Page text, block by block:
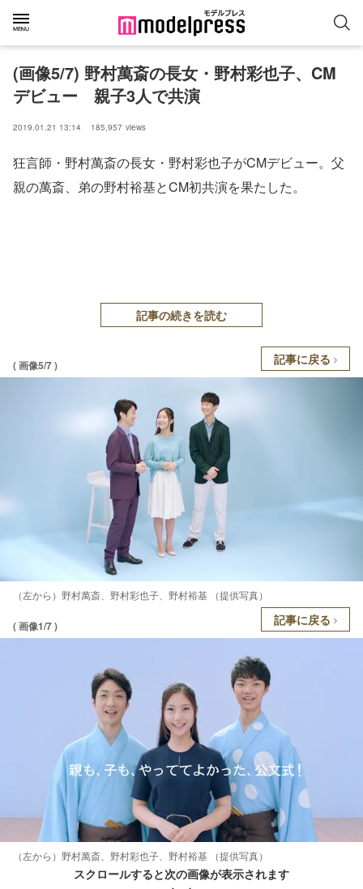
(画像5/7) 野村萬斎の長女・野村彩也子、CM
デビュー 親子3人で共演
2019.01.21 13:14 185,957 views
狂言師・野村萬斎の長女・野村彩也子がCMデビュー。父
親の萬斎、弟の野村裕基とCM初共演を果たした。
記事の続きを読む
( 画像5/7 ) 記事に戻る
（左から）野村萬斎、野村彩也子、野村裕基 （提供写真）
( 画像1/7 ) 記事に戻る
（左から）野村萬斎、野村彩也子、野村裕基 （提供写真）
スクロールすると次の画像が表示されます